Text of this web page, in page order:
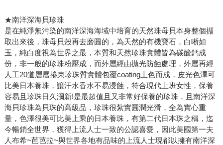
★南洋深海貝珍珠
是在純淨無污染的南洋深海海域中培育的天然珠母貝本身整個擷
取出來後，珠母貝殼再去磨圓的，為天然的有機寶石，白晰如
玉，純白度視為世界之最，本質和天然珍珠實體皆為碳酸鈣成
份，非一般的珍珠粉壓成，而外層經由拋光防蝕處理，外層再經
人工20道層層捲束珍珠質實體包覆coating上色而成，皮光色澤可
比美日本養珠，讓汗水香水不易浸蝕，符合現代上班女性，保養
容易且珍珠日久瀰新!是最超值且又非常好保養的珍珠，且南洋深
海貝珍珠為貝珠的高級品，珍珠很紮實圓潤光滑，全為實心重
量，色澤很美可比美上乘的日本養珠，有第二代日本珠之稱，迄
今暢銷全世界，獲得上流人士一致的公認喜愛，因此美國第一夫
人布希~芭芭拉~與世界各地有品味的上流人士現都以擁有南洋深